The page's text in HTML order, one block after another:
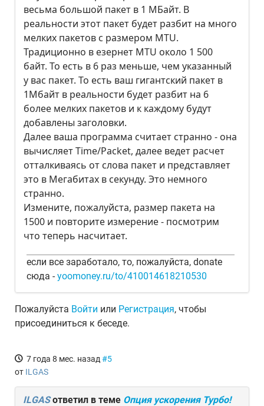
весьма большой пакет в 1 МБайт. В
реальности этот пакет будет разбит на много
мелких пакетов с размером MTU.
Традиционно в езернет MTU около 1 500
байт. То есть в 6 раз меньше, чем указанный
у вас пакет. То есть ваш гигантский пакет в
1Мбайт в реальности будет разбит на 6
более мелких пакетов и к каждому будут
добавлены заголовки.
Далее ваша программа считает странно - она
вычисляет Time/Packet, далее ведет расчет
отталкиваясь от слова пакет и представляет
это в Мегабитах в секунду. Это немного
странно.
Измените, пожалуйста, размер пакета на
1500 и повторите измерение - посмотрим
что теперь насчитает.
если все заработало, то, пожалуйста, donate
сюда -yoomoney.ru/to/410014618210530
Пожалуйста Войти или Регистрация, чтобы
присоединиться к беседе.
7 года 8 мес. назад #5
от ILGAS
ILGASответил в теме Опция ускорения Турбо!